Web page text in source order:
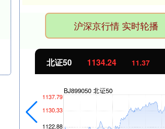
沪深京行情 实时轮播
北证50 1134.24 11.37